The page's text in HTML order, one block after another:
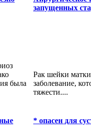
была
запущенных
Рак шейки матки
заболевание,
тяжести....
* опасен для